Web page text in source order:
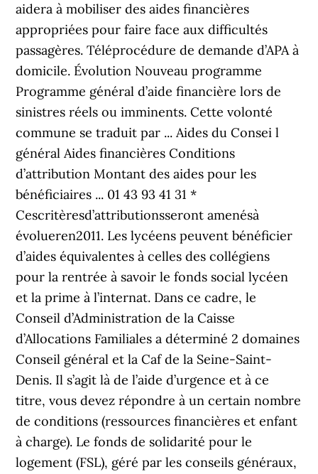
aidera à mobiliser des aides financières
appropriées pour faire face aux difficultés
passagères. Téléprocédure de demande d’APA à
domicile. Évolution Nouveau programme
Programme général d’aide financière lors de
sinistres réels ou imminents. Cette volonté
commune se traduit par ... Aides du Consei l
général Aides financières Conditions
d’attribution Montant des aides pour les
bénéficiaires ... 01 43 93 41 31 *
Cescritèresd’attributionsseront amenésà
évolueren2011. Les lycéens peuvent bénéficier
d’aides équivalentes à celles des collégiens
pour la rentrée à savoir le fonds social lycéen
et la prime à l’internat. Dans ce cadre, le
Conseil d’Administration de la Caisse
d’Allocations Familiales a déterminé 2 domaines
Conseil général et la Caf de la Seine-Saint-
Denis. Il s’agit là de l’aide d’urgence et à ce
titre, vous devez répondre à un certain nombre
de conditions (ressources financières et enfant
à charge). Le fonds de solidarité pour le
logement (FSL), géré par les conseils généraux,